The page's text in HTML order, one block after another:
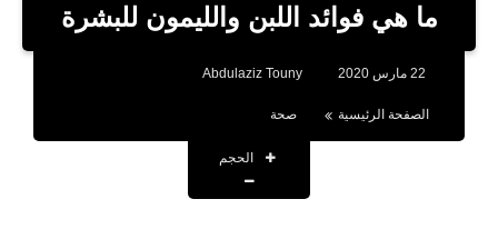
بلوجر
اخبار
ما هي فوائد اللبن والليمون للبشرة
Abdulaziz Touny
الصفحة الرئيسية صحة
الحجم